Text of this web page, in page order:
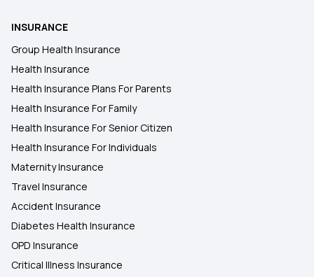
INSURANCE
Group Health Insurance
Health Insurance
Health Insurance Plans For Parents
Health Insurance For Family
Health Insurance For Senior Citizen
Health Insurance For Individuals
Maternity Insurance
Travel Insurance
Accident Insurance
Diabetes Health Insurance
OPD Insurance
Critical Illness Insurance